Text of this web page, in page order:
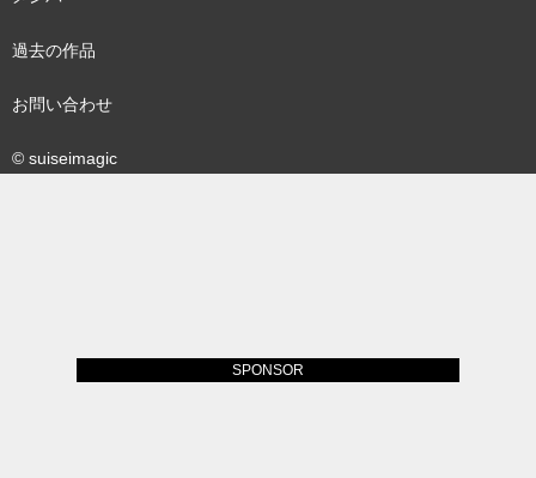
過去の作品
お問い合わせ
© suiseimagic
SPONSOR